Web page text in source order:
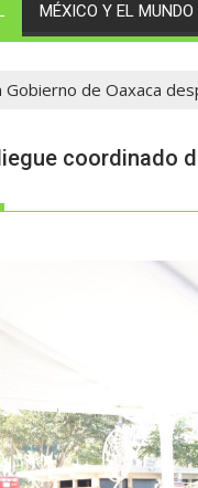
MÉXICO Y EL MUNDO
Gobierno de Oaxaca
coordinado